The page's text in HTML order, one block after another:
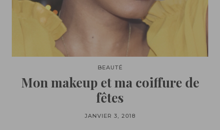
BEAUTÉ
Mon makeup et ma coiffure de
fêtes
JANVIER 3, 2018